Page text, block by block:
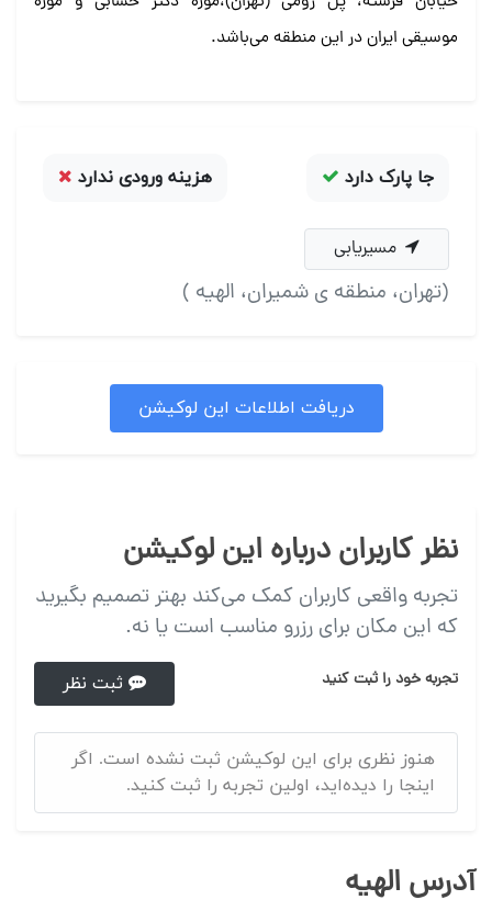
موسیقی ایران در این منطقه می‌باشد.
جا پارک دارد هزینه ورودی ندارد
مسیریابی
(تهران، منطقه ی شمیران، الهیه )
دریافت اطلاعات این لوکیشن
نظر کاربران درباره این لوکیشن
تجربه واقعی کاربران کمک می‌کند بهتر تصمیم بگیرید
که این مکان برای رزرو مناسب است یا نه.
تجربه خود را ثبت کنید
هنوز نظری برای این لوکیشن ثبت نشده است. اگر
اینجا را دیده‌اید، اولین تجربه را ثبت کنید.
آدرس الهیه